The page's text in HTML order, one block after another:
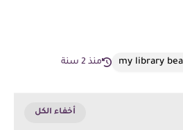
منذ 2 سنة